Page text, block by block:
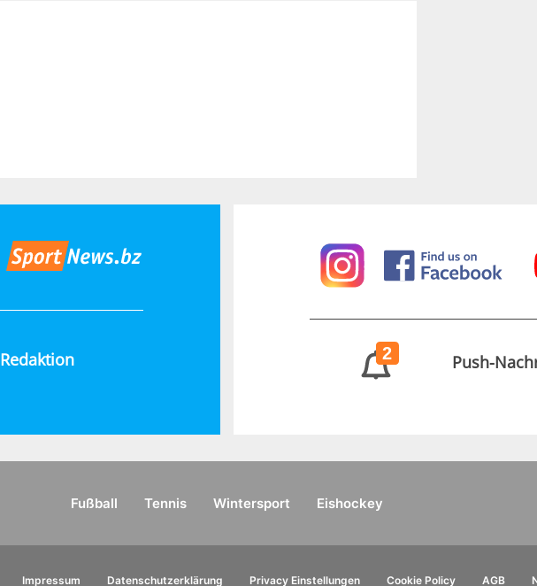
Redaktion 2 Push-
Fußball Tennis Wintersport Eishockey
Impressum Datenschutzerklärung Privacy Einstellungen Cookie Policy AGB